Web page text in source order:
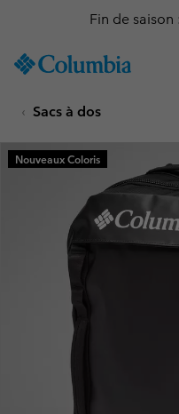
TO
SKIP
MAIN
NAV
SEARCH
Fin de saison
Sacs à dos
Nouveaux Coloris